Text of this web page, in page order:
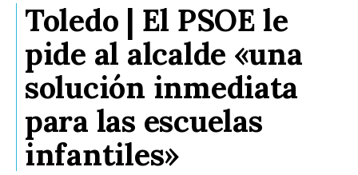
Toledo | El PSOE le
pide al alcalde «una
solución inmediata
para las escuelas
infantiles»